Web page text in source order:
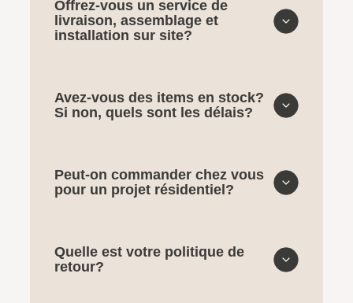
Offrez-vous un service de
livraison, assemblage et
installation sur site?
Avez-vous des items en stock?
Si non, quels sont les délais?
Peut-on commander chez vous
pour un projet résidentiel?
Quelle est votre politique de
retour?